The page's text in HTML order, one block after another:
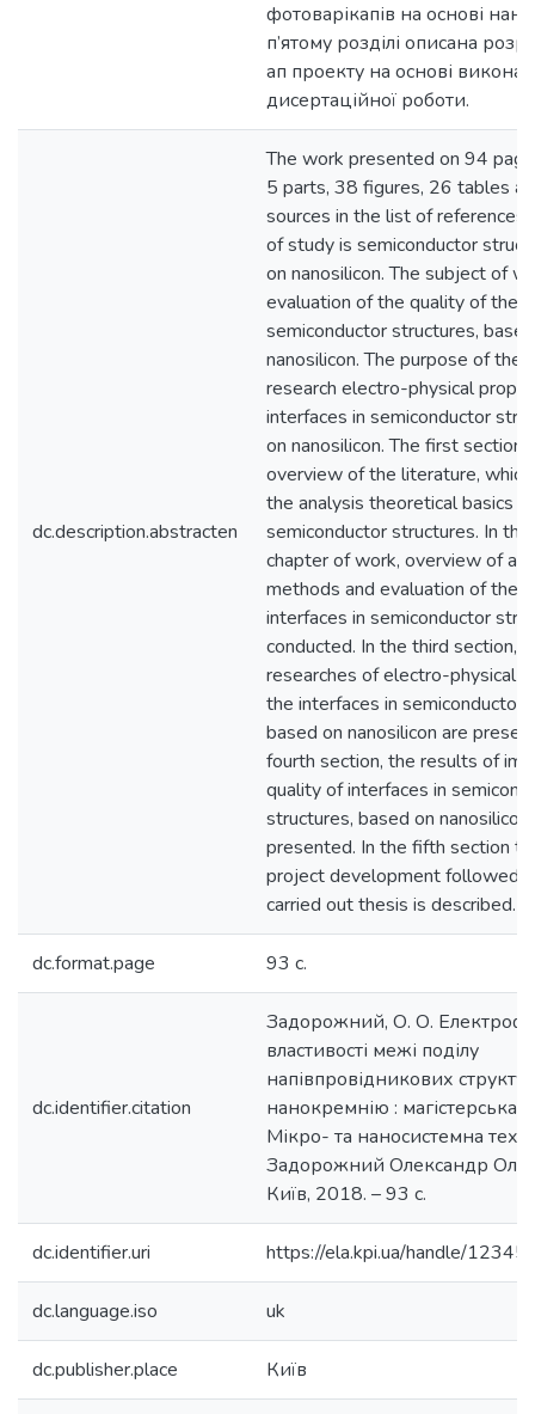
фотоварікапів на основі
п’ятому розділі описана
ап проекту на основі
дисертаційної роботи.
dc.description.abstracten
The work presented on 94
5 parts, 38 figures, 26 tables
sources in the list of
of study is semiconductor
on nanosilicon. The subject of
evaluation of the quality of the
semiconductor structures,
nanosilicon. The purpose of the
research electro-physical
interfaces in semiconductor
on nanosilicon. The first section
overview of the literature,
the analysis theoretical basics
semiconductor structures. In
chapter of work, overview of
methods and evaluation of the
interfaces in semiconductor
conducted. In the third section,
researches of electro-physical
the interfaces in semiconductor
based on nanosilicon are
fourth section, the results of
quality of interfaces in
structures, based on nanosilicon
presented. In the fifth section
project development followed
carried out thesis is described.
dc.format.page 93 с.
dc.identifier.citation
Задорожний, О. О.
властивості межі поділу
напівпровідникових
нанокремнію : магістерська
Мікро- та наносистемна
Задорожний Олександр
Київ, 2018. – 93 с.
dc.identifier.uri https://ela.kpi.ua/handle/
dc.language.iso uk
dc.publisher.place Київ